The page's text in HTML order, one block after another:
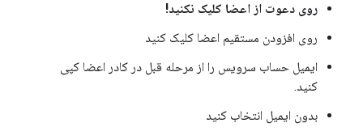
روی دعوت از اعضا کلیک نکنید!
روی افزودن مستقیم اعضا کلیک کنید
ایمیل حساب سرویس را از مرحله قبل در کادر اعضا کپی
کنید.
بدون ایمیل انتخاب کنید